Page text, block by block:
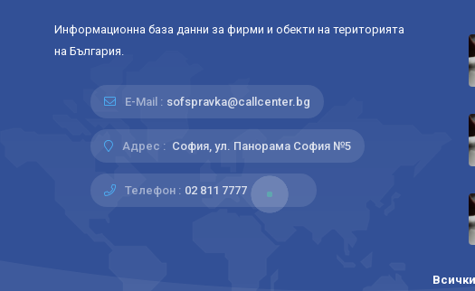
Информационна база данни за фирми и обекти на територията
на България.
E-Mail : sofspravka@callcenter.bg
Адрес : София, ул. Панорама София №5
Телефон : 02 811 7777